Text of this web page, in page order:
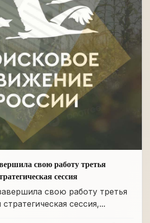
свою работу третья
сессия
свою работу третья
сессия,...